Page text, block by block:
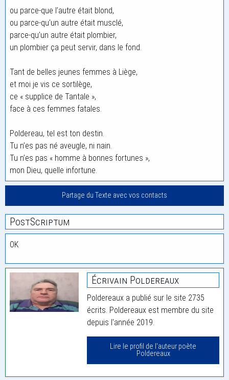
ou parce-que l’autre était blond,
ou parce-qu’un autre était musclé,
parce-qu’un autre était plombier,
un plombier ça peut servir, dans le fond.
Tant de belles jeunes femmes à Liège,
et moi je vis ce sortilège,
ce « supplice de Tantale »,
face à ces femmes fatales.
Poldereau, tel est ton destin.
Tu n’es pas né aveugle, ni nain.
Tu n’es pas « homme à bonnes fortunes »,
mon Dieu, quelle infortune.
Partage du Texte avec vos contacts
PostScriptum
OK
Écrivain Poldereaux
Poldereaux a publié sur le site 2735
écrits. Poldereaux est membre du site
depuis l'année 2019.
Lire le profil de l'auteur poète
Poldereaux